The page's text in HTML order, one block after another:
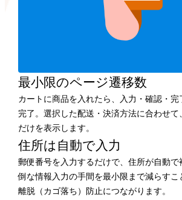
最小限のページ遷移数
カートに商品を入れたら、入力・確認・完
完了。選択した配送・決済方法に合わせて
だけを表示します。
住所は自動で入力
郵便番号を入力するだけで、住所が自動で
倒な情報入力の手間を最小限まで減らすこ
離脱（カゴ落ち）防止につながります。